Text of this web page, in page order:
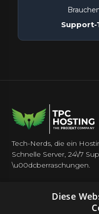
Tech-Nerds, die ein
Schnelle Server, 24\/7
\u00dcberraschungen.
Diese